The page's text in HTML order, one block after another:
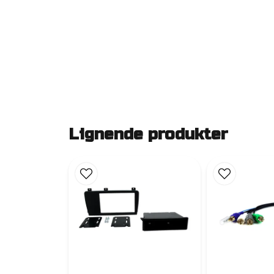
Lignende produkter